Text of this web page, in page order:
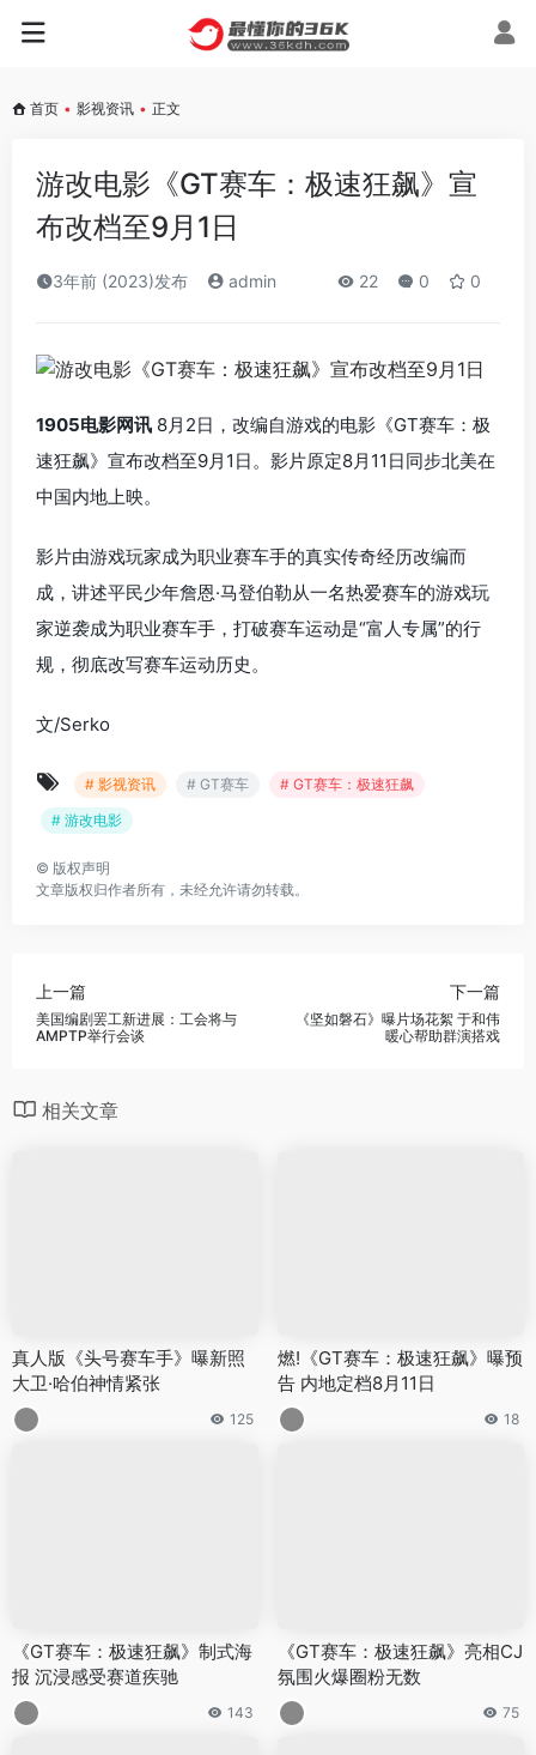
首页 • 影视资讯 • 正文
游改电影《GT赛车：极速狂飙》宣
布改档至9月1日
3年前 (2023)发布 admin 22 0 0
1905电影网讯 8月2日，改编自游戏的电影《GT赛车：极
速狂飙》宣布改档至9月1日。影片原定8月11日同步北美在
中国内地上映。
影片由游戏玩家成为职业赛车手的真实传奇经历改编而
成，讲述平民少年詹恩·马登伯勒从一名热爱赛车的游戏玩
家逆袭成为职业赛车手，打破赛车运动是“富人专属”的行
规，彻底改写赛车运动历史。
文/Serko
# 影视资讯 # GT赛车
# GT赛车：极速狂飙
# 游改电影
© 版权声明
文章版权归作者所有，未经允许请勿转载。
上一篇
美国编剧罢工新进展：工会将与
AMPTP举行会谈
下一篇
《坚如磐石》曝片场花絮 于和伟
暖心帮助群演搭戏
相关文章
真人版《头号赛车手》曝新照
大卫·哈伯神情紧张
125
燃!《GT赛车：极速狂飙》曝预
告 内地定档8月11日
18
《GT赛车：极速狂飙》制式海
报 沉浸感受赛道疾驰
143
《GT赛车：极速狂飙》亮相CJ
氛围火爆圈粉无数
75